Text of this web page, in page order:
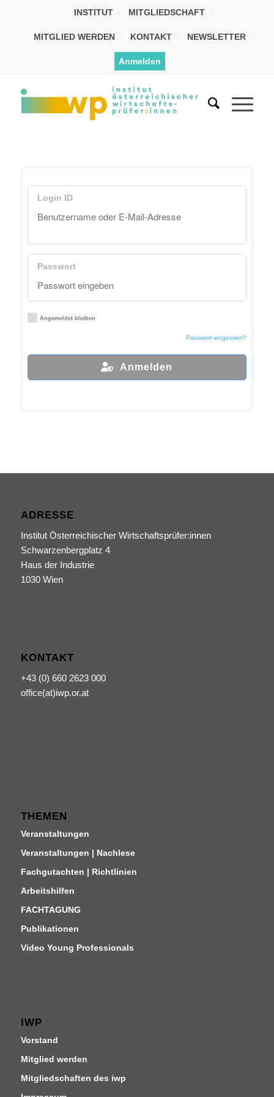
INSTITUT MITGLIEDSCHAFT
MITGLIED WERDEN KONTAKT NEWSLETTER
Anmelden
Login ID
Passwort
Angemeldet bleiben
Passwort vergessen?
Anmelden
ADRESSE
Institut Österreichischer Wirtschaftsprüfer:innen
Schwarzenbergplatz 4
Haus der Industrie
1030 Wien
KONTAKT
+43 (0) 660 2623 000
office(at)iwp.or.at
THEMEN
Veranstaltungen
Veranstaltungen | Nachlese
Fachgutachten | Richtlinien
Arbeitshilfen
FACHTAGUNG
Publikationen
Video Young Professionals
IWP
Vorstand
Mitglied werden
Mitgliedschaften des iwp